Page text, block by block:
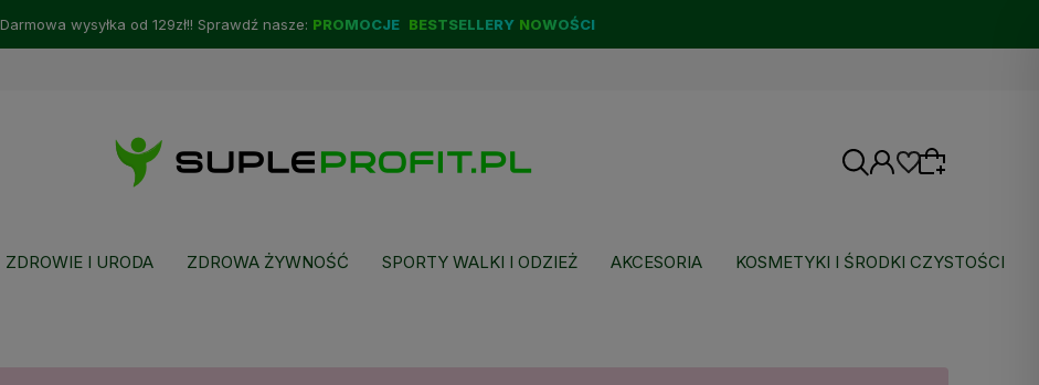
Darmowa wysyłka od 129zł!! Sprawdź nasze: PROMOCJE BESTSELLERY NOWOŚCI
ZDROWIE I URODA ZDROWA ŻYWNOŚĆ SPORTY WALKI I ODZIEŻ AKCESORIA KOSMETYKI I ŚRODKI CZYSTOŚCI